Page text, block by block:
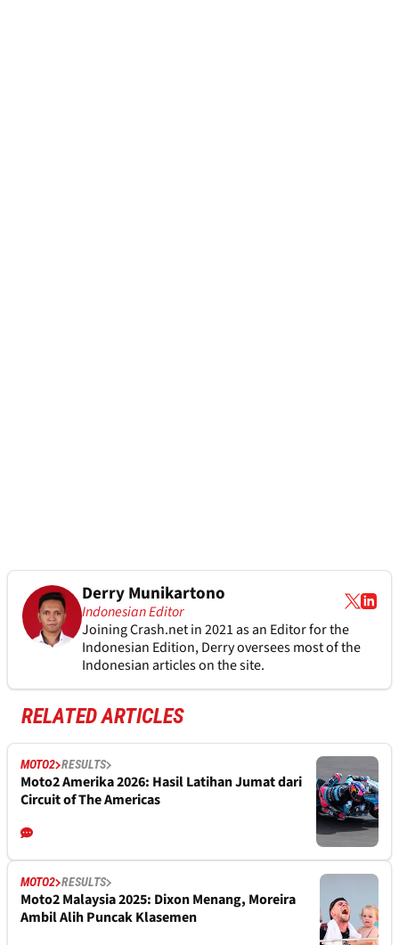
Derry Munikartono
Indonesian Editor
Joining Crash.net in 2021 as an Editor for the
Indonesian Edition, Derry oversees most of the
Indonesian articles on the site.
RELATED ARTICLES
MOTO2 RESULTS
Moto2 Amerika 2026: Hasil Latihan Jumat dari
Circuit of The Americas
MOTO2 RESULTS
Moto2 Malaysia 2025: Dixon Menang, Moreira
Ambil Alih Puncak Klasemen